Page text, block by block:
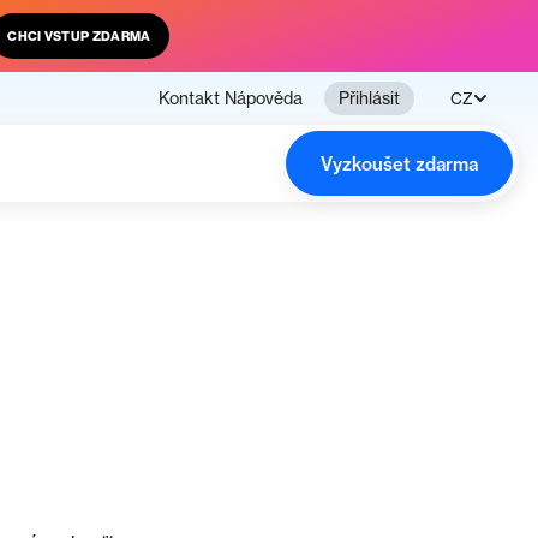
CHCI VSTUP ZDARMA
Kontakt Nápověda Přihlásit CZ
Vyzkoušet zdarma